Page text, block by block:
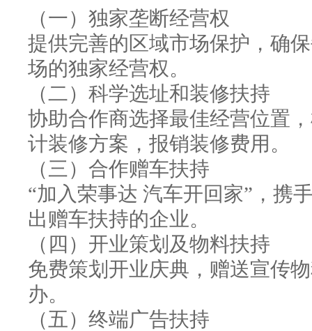
（一）独家垄断经营权
提供完善的区域市场保护，确
场的独家经营权。
（二）科学选址和装修扶持
协助合作商选择最佳经营位置
计装修方案，报销装修费用。
（三）合作赠车扶持
“加入荣事达 汽车开回家”，携
出赠车扶持的企业。
（四）开业策划及物料扶持
免费策划开业庆典，赠送宣传
办。
（五）终端广告扶持